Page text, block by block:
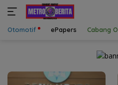
Otomotif ePapers Cabang